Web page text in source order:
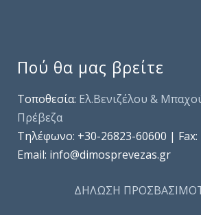
Πού θα μας βρείτε
Τοποθεσία: Ελ.Βενιζέλου &
Πρέβεζα
Τηλέφωνo: +30-26823-60600 | Fax:
Email: info@dimosprevezas.gr
ΔΗΛΩΣΗ